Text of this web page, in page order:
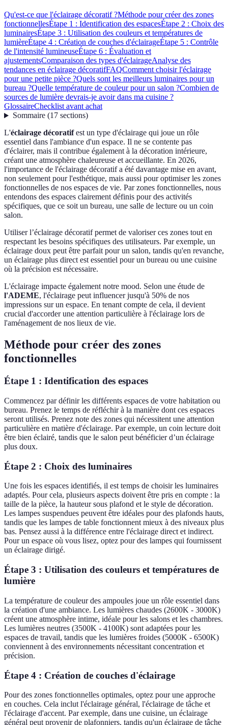
Qu'est-ce que l'éclairage décoratif ?Méthode pour créer des zones
fonctionnellesÉtape 1 : Identification des espacesÉtape 2 : Choix des
luminairesÉtape 3 : Utilisation des couleurs et températures de
lumièreÉtape 4 : Création de couches d'éclairageÉtape 5 : Contrôle
de l'intensité lumineuseÉtape 6 : Évaluation et
ajustementsComparaison des types d'éclairageAnalyse des
tendances en éclairage décoratifFAQComment choisir l'éclairage
pour une petite pièce ?Quels sont les meilleurs luminaires pour un
bureau ?Quelle température de couleur pour un salon ?Combien de
sources de lumière devrais-je avoir dans ma cuisine ?
GlossaireChecklist avant achat
Sommaire(17 sections)
L'éclairage décoratifest un type d'éclairage qui joue un rôle
essentiel dans l'ambiance d'un espace. Il ne se contente pas
d'éclairer, mais il contribue également à la décoration intérieure,
créant une atmosphère chaleureuse et accueillante. En 2026,
l'importance de l'éclairage décoratif a été davantage mise en avant,
non seulement pour l'esthétique, mais aussi pour optimiser les zones
fonctionnelles de nos espaces de vie. Par zones fonctionnelles, nous
entendons des espaces clairement définis pour des activités
spécifiques, que ce soit un bureau, une salle de lecture ou un coin
salon.
Utiliser l’éclairage décoratif permet de valoriser ces zones tout en
respectant les besoins spécifiques des utilisateurs. Par exemple, un
éclairage doux peut être parfait pour un salon, tandis qu'en revanche,
un éclairage plus direct est essentiel pour un bureau ou une cuisine
où la précision est nécessaire.
L'éclairage impacte également notre mood. Selon une étude de
l'ADEME, l'éclairage peut influencer jusqu'à 50% de nos
impressions sur un espace. En tenant compte de cela, il devient
crucial d'accorder une attention particulière à l'éclairage lors de
l'aménagement de nos lieux de vie.
Méthode pour créer des zones
fonctionnelles
Étape 1 : Identification des espaces
Commencez par définir les différents espaces de votre habitation ou
bureau. Prenez le temps de réfléchir à la manière dont ces espaces
seront utilisés. Prenez note des zones qui nécessitent une attention
particulière en matière d'éclairage. Par exemple, un coin lecture doit
être bien éclairé, tandis que le salon peut bénéficier d’un éclairage
plus doux.
Étape 2 : Choix des luminaires
Une fois les espaces identifiés, il est temps de choisir les luminaires
adaptés. Pour cela, plusieurs aspects doivent être pris en compte : la
taille de la pièce, la hauteur sous plafond et le style de décoration.
Les lampes suspendues peuvent être idéales pour des plafonds hauts,
tandis que les lampes de table fonctionnent mieux à des niveaux plus
bas. Pensez aussi à la différence entre l'éclairage direct et indirect.
Pour un espace où vous lisez, optez pour des lampes qui fournissent
un éclairage dirigé.
Étape 3 : Utilisation des couleurs et températures de
lumière
La température de couleur des ampoules joue un rôle essentiel dans
la création d'une ambiance. Les lumières chaudes (2600K - 3000K)
créent une atmosphère intime, idéale pour les salons et les chambres.
Les lumières neutres (3500K - 4100K) sont adaptées pour les
espaces de travail, tandis que les lumières froides (5000K - 6500K)
conviennent à des environnements nécessitant concentration et
précision.
Étape 4 : Création de couches d'éclairage
Pour des zones fonctionnelles optimales, optez pour une approche
en couches. Cela inclut l'éclairage général, l'éclairage de tâche et
l'éclairage d'accent. Par exemple, dans une cuisine, un éclairage
général peut provenir de plafonniers, tandis qu'un éclairage de tâche